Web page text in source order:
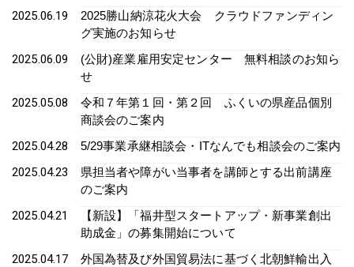
2025.06.19
2025勝山納涼花火大会 クラウドファンディン
グ実施のお知らせ
2025.06.09
(公財)産業雇用安定センター 無料相談のお知ら
せ
2025.05.08
令和７年第１回・第２回 ふくいの県産品個別
商談会のご案内
2025.04.28 5/29事業承継相談会・ITなんでも相談会のご案内
2025.04.23
県担当者や障がい当事者を講師とする出前講座
のご案内
2025.04.21
【新設】「福井型スタートアップ・新事業創出
助成金」の募集開始について
2025.04.17
外国為替及び外国貿易法に基づく北朝鮮輸出入